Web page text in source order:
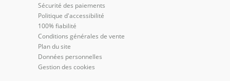
Sécurité des paiements
Politique d'accessibilité
100% fiabilité
Conditions générales de vente
Plan du site
Données personnelles
Gestion des cookies